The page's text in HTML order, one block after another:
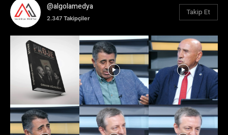
@algolamedya
2.347 Takipçiler
Takip Et